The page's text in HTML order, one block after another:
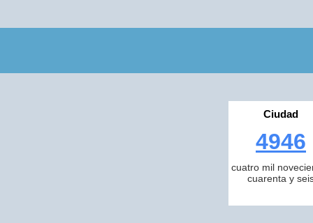
Ciudad
4946
cuatro mil
cuarenta y